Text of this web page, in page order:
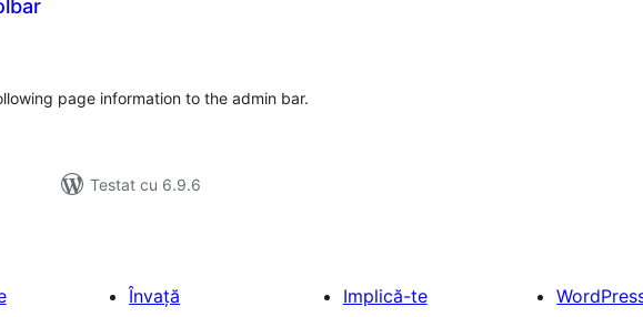
page information to the admin bar.
Testat cu 6.9.6
Învață
Implică-te